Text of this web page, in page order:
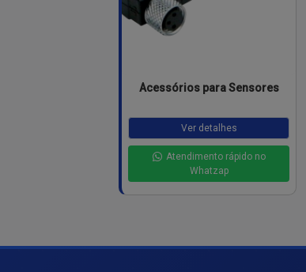
Acessórios para Sensores
Ver detalhes
Atendimento rápido no
Whatzap